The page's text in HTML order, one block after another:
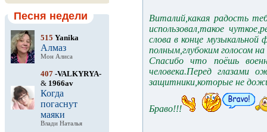
Песня недели
515 Yanika
Алмаз
Мон Алиса
407 -VALKYRYA-
& 1966av
Когда
погаснут
маяки
Влади Наталья
Виталий,какая радость
использовал,такое
слова в конце музыкальной
полным,глубоким голосом
Спасибо что поёшь
человека.Перед глазами
защитники,которые не
Браво!!!